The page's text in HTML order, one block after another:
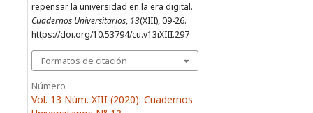
repensar la universidad en la era digital.
Cuadernos Universitarios, 13(XIII), 09-26.
https://doi.org/10.53794/cu.v13iXIII.297
Formatos de citación
Número
Vol. 13 Núm. XIII (2020): Cuadernos